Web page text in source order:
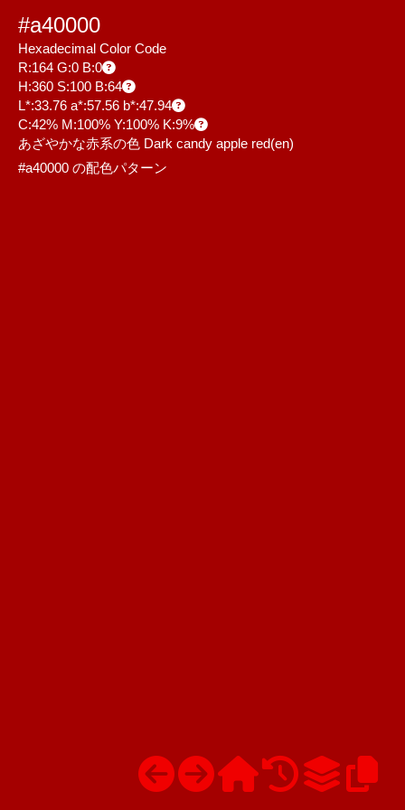
#a40000
Hexadecimal Color Code
R:164 G:0 B:0
H:360 S:100 B:64
L*:33.76 a*:57.56 b*:47.94
C:42% M:100% Y:100% K:9%
あざやかな赤系の色 Dark candy apple red(en)
#a40000 の配色パターン